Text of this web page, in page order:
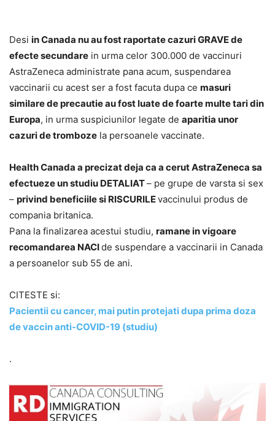
Desi in Canada nu au fost raportate cazuri GRAVE de
efecte secundare in urma celor 300.000 de vaccinuri
AstraZeneca administrate pana acum, suspendarea
vaccinarii cu acest ser a fost facuta dupa ce masuri
similare de precautie au fost luate de foarte multe tari din
Europa, in urma suspiciunilor legate de aparitia unor
cazuri de tromboze la persoanele vaccinate.
Health Canada a precizat deja ca a cerut AstraZeneca sa
efectueze un studiu DETALIAT– pe grupe de varsta si sex
– privind beneficiile si RISCURILEvaccinului produs de
compania britanica.
Pana la finalizarea acestui studiu, ramane in vigoare
recomandarea NACIde suspendare a vaccinarii in Canada
a persoanelor sub 55 de ani.
CITESTE si:
Pacientii cu cancer, mai putin protejati dupa prima doza
de vaccin anti-COVID-19 (studiu)
.